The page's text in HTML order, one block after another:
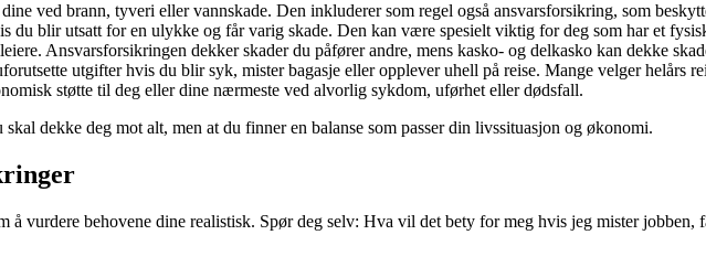
ved brann, tyveri eller vannskade. Den inkluderer som regel også ansvarsforsikring, som
du blir utsatt for en ulykke og får varig skade. Den kan være spesielt viktig for deg som har et
Ansvarsforsikringen dekker skader du påfører andre, mens kasko- og delkasko kan dekke
utgifter hvis du blir syk, mister bagasje eller opplever uhell på reise. Mange velger helårs
støtte til deg eller dine nærmeste ved alvorlig sykdom, uførhet eller dødsfall.
dekke deg mot alt, men at du finner en balanse som passer din livssituasjon og økonomi.
å vurdere behovene dine realistisk. Spør deg selv: Hva vil det bety for meg hvis jeg mister